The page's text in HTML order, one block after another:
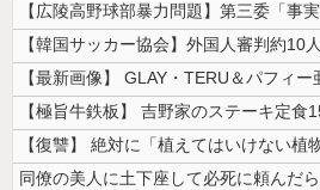
同僚の美人に土下座して必死に頼んだ